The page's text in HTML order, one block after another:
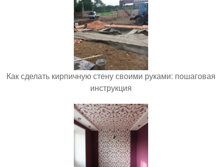
Как сделать кирпичную стену своими руками: пошаговая
инструкция